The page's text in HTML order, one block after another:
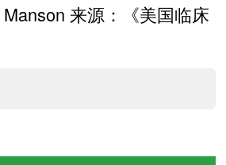
来源：《美国临床